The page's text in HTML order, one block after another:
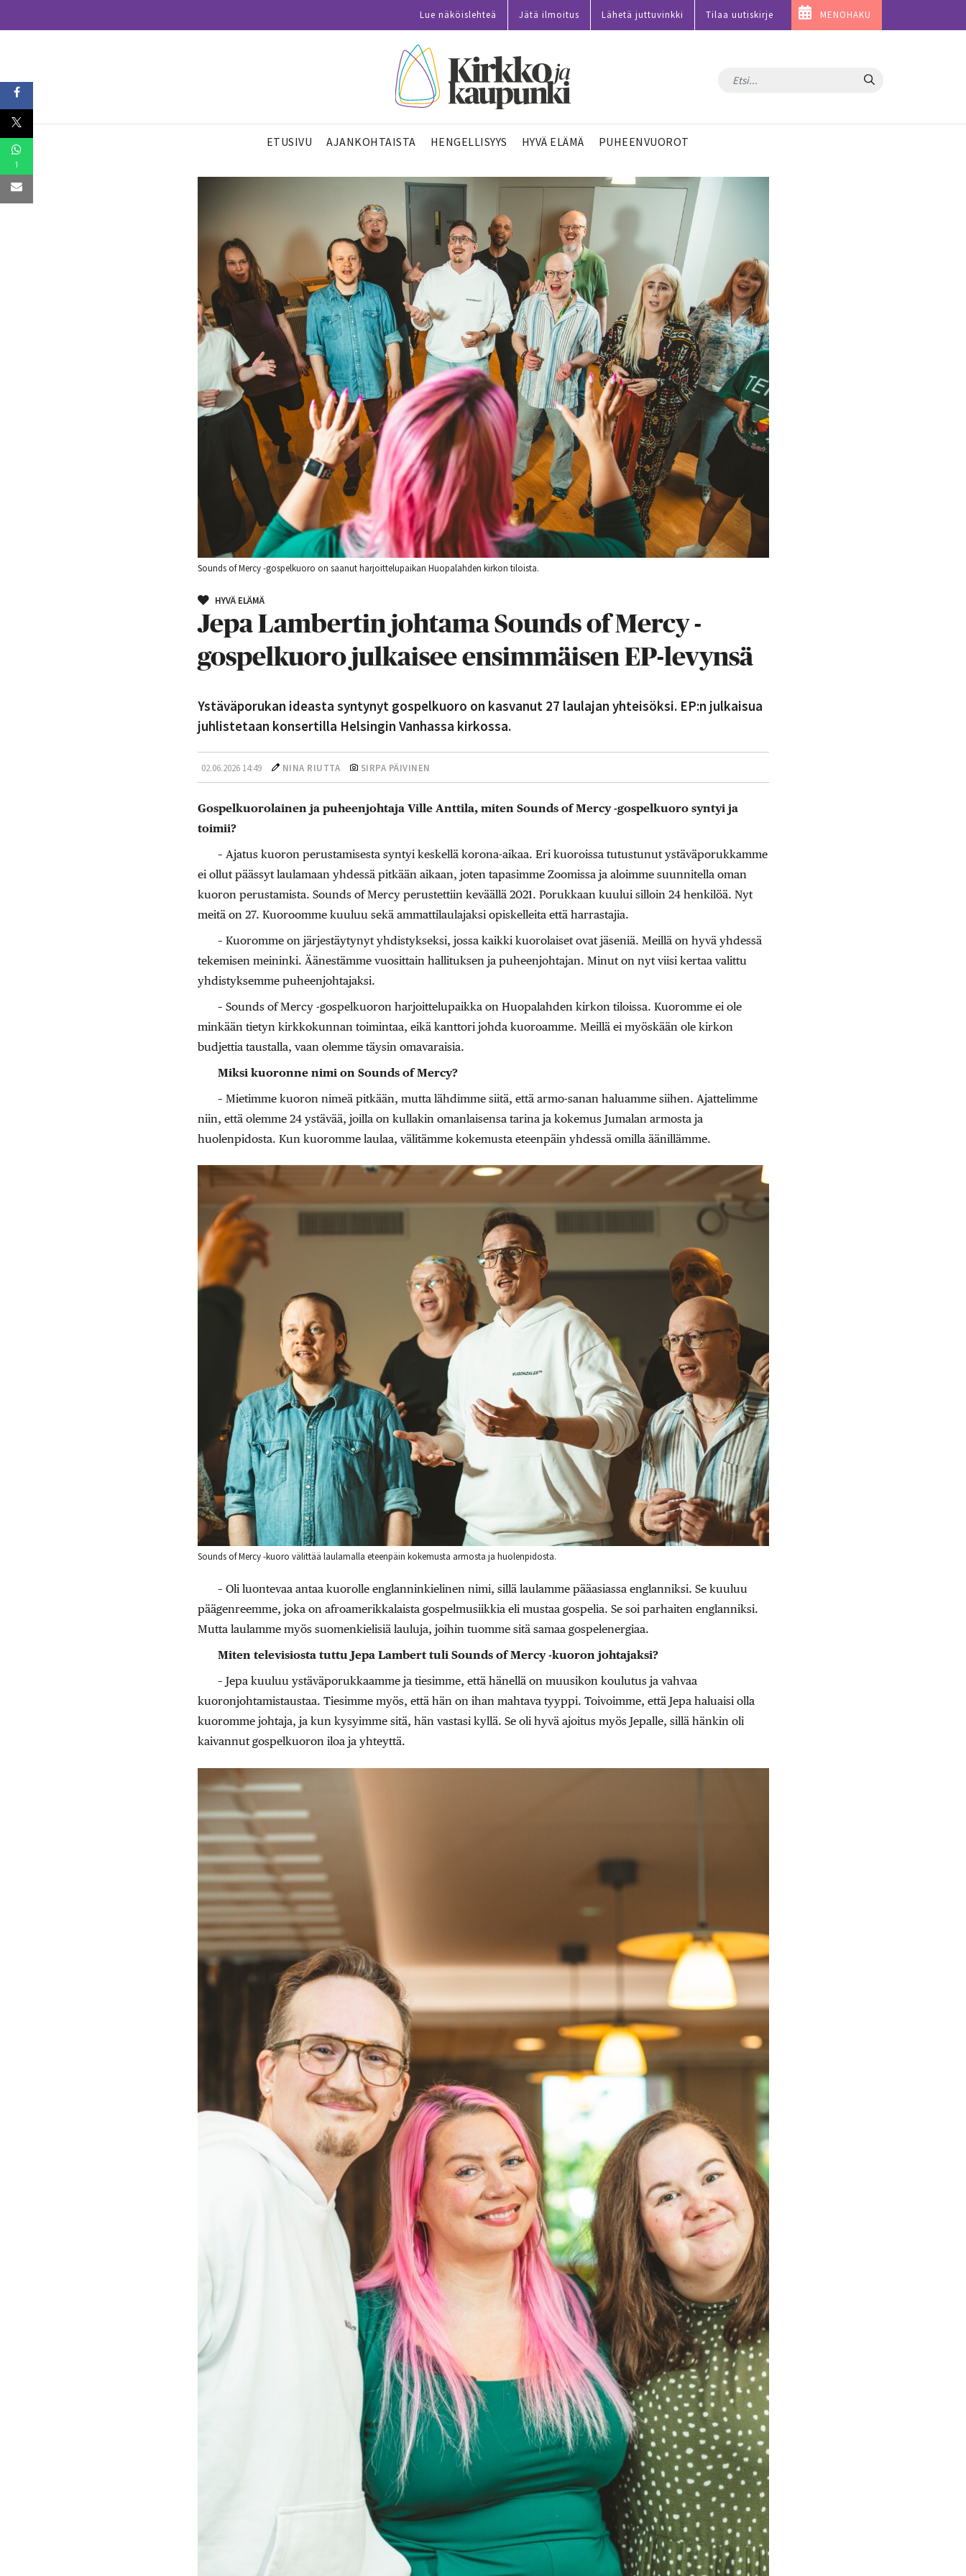
Lue näköislehteä Jätä ilmoitus Lähetä juttuvinkki Tilaa uutiskirje MENOHAKU
Hae
ETUSIVU AJANKOHTAISTA HENGELLISYYS HYVÄ ELÄMÄ PUHEENVUOROT
Sounds of Mercy -gospelkuoro on saanut harjoittelupaikan Huopalahden kirkon tiloista.
HYVÄ ELÄMÄ
Jepa Lambertin johtama Sounds of Mercy -
gospelkuoro julkaisee ensimmäisen EP-levynsä
Ystäväporukan ideasta syntynyt gospelkuoro on kasvanut 27 laulajan yhteisöksi. EP:n julkaisua
juhlistetaan konsertilla Helsingin Vanhassa kirkossa.
02.06.2026 14:49 NINA RIUTTA SIRPA PÄIVINEN
Gospelkuorolainen ja puheenjohtaja Ville Anttila, miten Sounds of Mercy -gospelkuoro syntyi ja
toimii?
– Ajatus kuoron perustamisesta syntyi keskellä korona-aikaa. Eri kuoroissa tutustunut ystäväporukkamme
ei ollut päässyt laulamaan yhdessä pitkään aikaan, joten tapasimme Zoomissa ja aloimme suunnitella oman
kuoron perustamista. Sounds of Mercy perustettiin keväällä 2021. Porukkaan kuului silloin 24 henkilöä. Nyt
meitä on 27. Kuoroomme kuuluu sekä ammattilaulajaksi opiskelleita että harrastajia.
– Kuoromme on järjestäytynyt yhdistykseksi, jossa kaikki kuorolaiset ovat jäseniä. Meillä on hyvä yhdessä
tekemisen meininki. Äänestämme vuosittain hallituksen ja puheenjohtajan. Minut on nyt viisi kertaa valittu
yhdistyksemme puheenjohtajaksi.
– Sounds of Mercy -gospelkuoron harjoittelupaikka on Huopalahden kirkon tiloissa. Kuoromme ei ole
minkään tietyn kirkkokunnan toimintaa, eikä kanttori johda kuoroamme. Meillä ei myöskään ole kirkon
budjettia taustalla, vaan olemme täysin omavaraisia.
Miksi kuoronne nimi on Sounds of Mercy?
– Mietimme kuoron nimeä pitkään, mutta lähdimme siitä, että armo-sanan haluamme siihen. Ajattelimme
niin, että olemme 24 ystävää, joilla on kullakin omanlaisensa tarina ja kokemus Jumalan armosta ja
huolenpidosta. Kun kuoromme laulaa, välitämme kokemusta eteenpäin yhdessä omilla äänillämme.
Sounds of Mercy -kuoro välittää laulamalla eteenpäin kokemusta armosta ja huolenpidosta.
– Oli luontevaa antaa kuorolle englanninkielinen nimi, sillä laulamme pääasiassa englanniksi. Se kuuluu
päägenreemme, joka on afroamerikkalaista gospelmusiikkia eli mustaa gospelia. Se soi parhaiten englanniksi.
Mutta laulamme myös suomenkielisiä lauluja, joihin tuomme sitä samaa gospelenergiaa.
Miten televisiosta tuttu Jepa Lambert tuli Sounds of Mercy -kuoron johtajaksi?
– Jepa kuuluu ystäväporukkaamme ja tiesimme, että hänellä on muusikon koulutus ja vahvaa
kuoronjohtamistaustaa. Tiesimme myös, että hän on ihan mahtava tyyppi. Toivoimme, että Jepa haluaisi olla
kuoromme johtaja, ja kun kysyimme sitä, hän vastasi kyllä. Se oli hyvä ajoitus myös Jepalle, sillä hänkin oli
kaivannut gospelkuoron iloa ja yhteyttä.
1